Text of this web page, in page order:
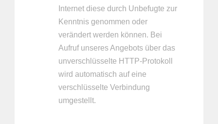
Internet diese durch Unbefugte zur
Kenntnis genommen oder
verändert werden können. Bei
Aufruf unseres Angebots über das
unverschlüsselte HTTP-Protokoll
wird automatisch auf eine
verschlüsselte Verbindung
umgestellt.